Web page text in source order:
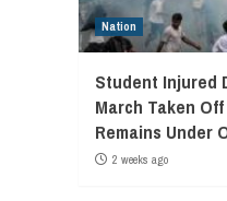
Nation
Student Injured
March Taken
Remains Under
2 weeks ago